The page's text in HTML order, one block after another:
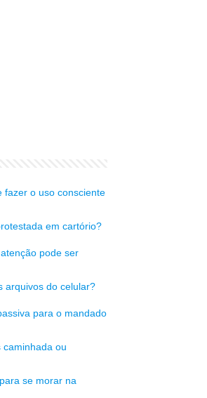
fazer o uso consciente
em cartório?
pode ser
arquivos do celular?
para o mandado
caminhada ou
se morar na